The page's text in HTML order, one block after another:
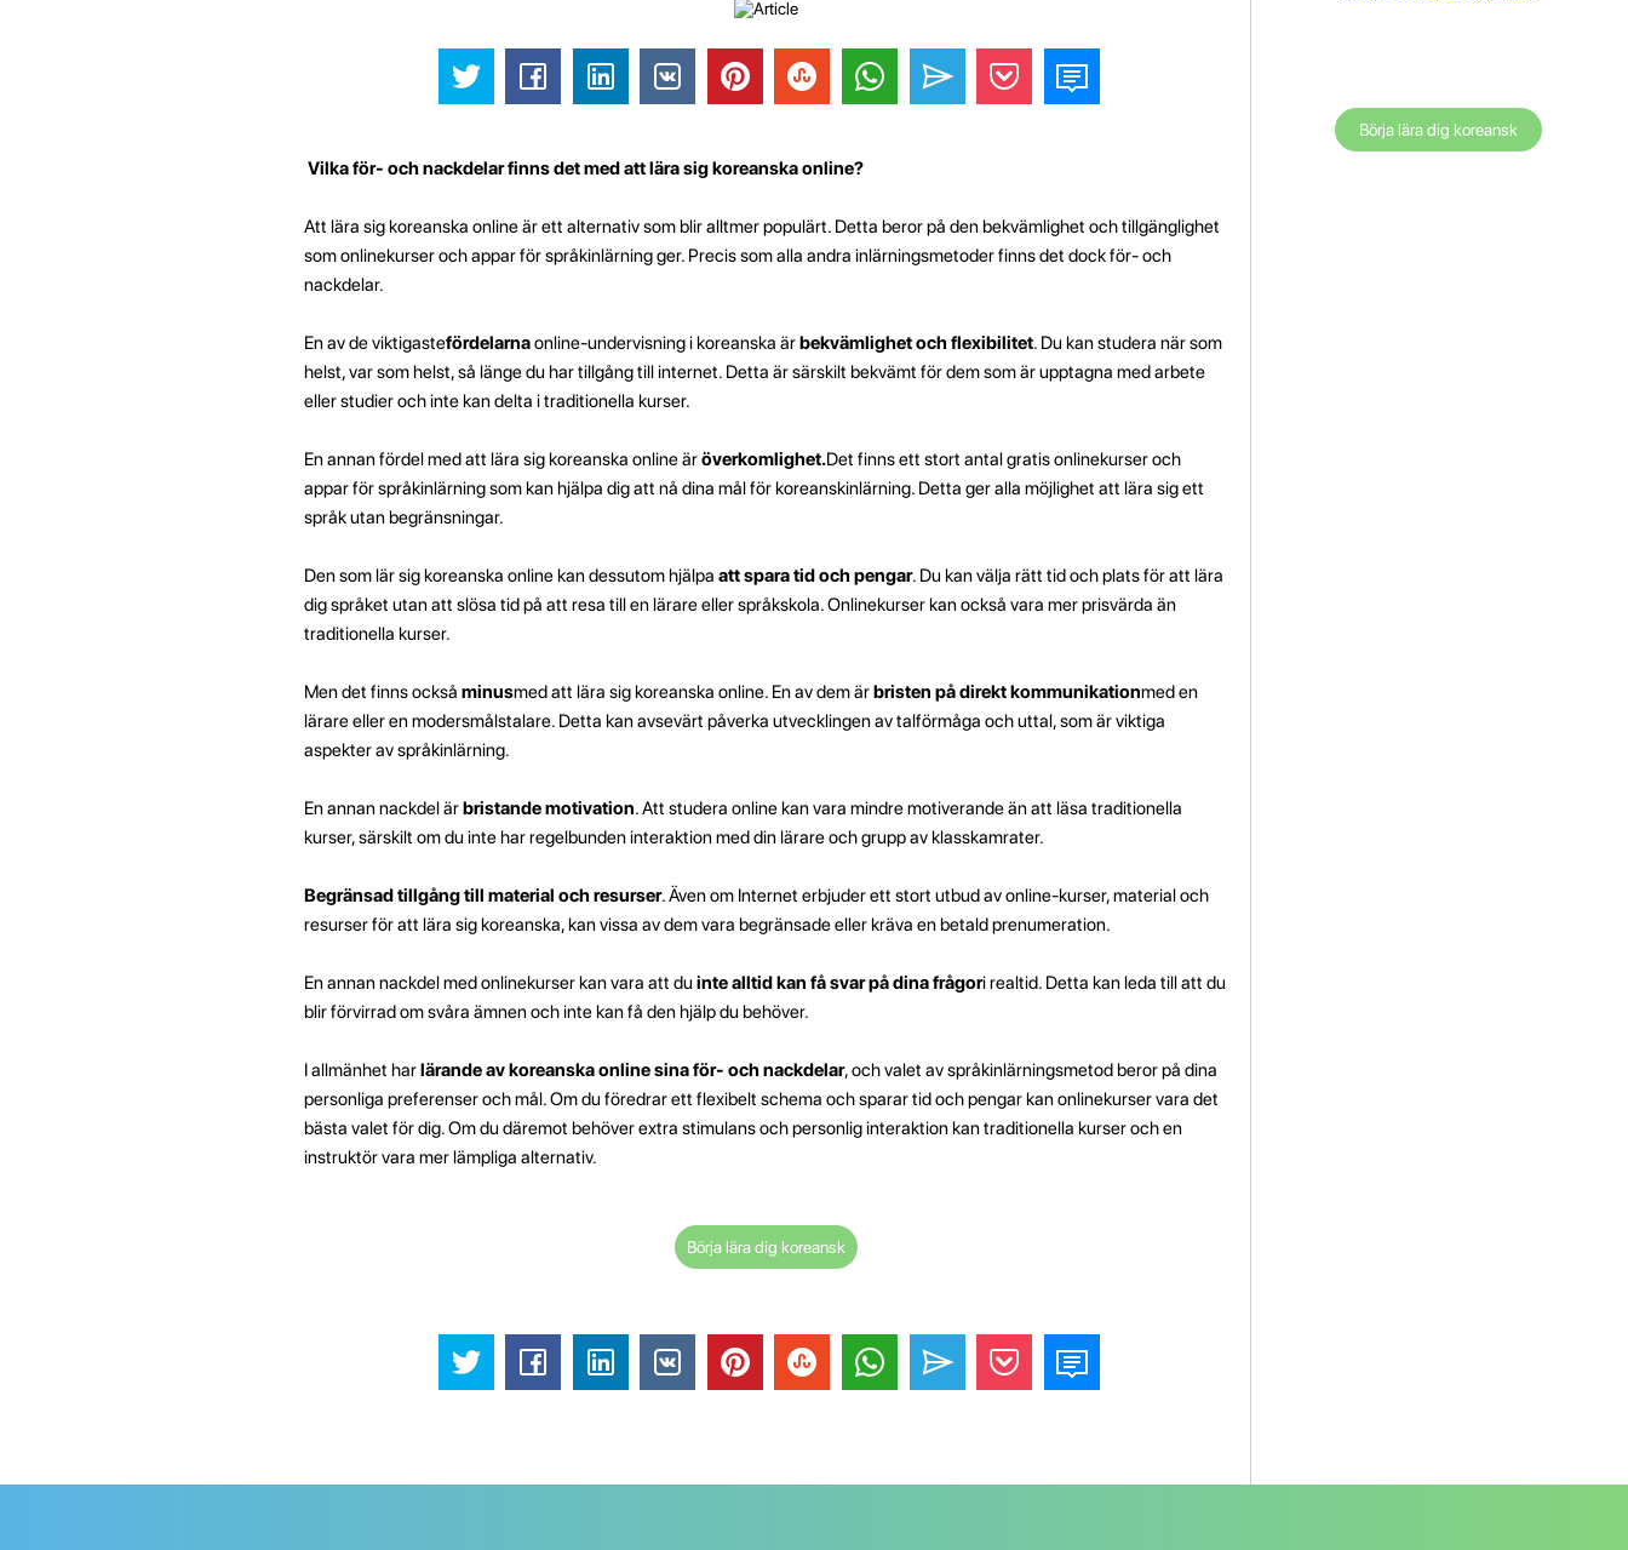
Vilka för- och nackdelar finns det med att lära sig koreanska online?
Att lära sig koreanska online är ett alternativ som blir alltmer populärt. Detta beror på den bekvämlighet och tillgänglighet
som onlinekurser och appar för språkinlärning ger. Precis som alla andra inlärningsmetoder finns det dock för- och
nackdelar.
En av de viktigastefördelarnaonline-undervisning i koreanska ärbekvämlighet och flexibilitet. Du kan studera när som
helst, var som helst, så länge du har tillgång till internet. Detta är särskilt bekvämt för dem som är upptagna med arbete
eller studier och inte kan delta i traditionella kurser.
En annan fördel med att lära sig koreanska online äröverkomlighet.Det finns ett stort antal gratis onlinekurser och
appar för språkinlärning som kan hjälpa dig att nå dina mål för koreanskinlärning. Detta ger alla möjlighet att lära sig ett
språk utan begränsningar.
Den som lär sig koreanska online kan dessutom hjälpa att spara tid och pengar. Du kan välja rätt tid och plats för att lära
dig språket utan att slösa tid på att resa till en lärare eller språkskola. Onlinekurser kan också vara mer prisvärda än
traditionella kurser.
Men det finns också minusmed att lära sig koreanska online. En av dem ärbristen på direkt kommunikationmed en
lärare eller en modersmålstalare. Detta kan avsevärt påverka utvecklingen av talförmåga och uttal, som är viktiga
aspekter av språkinlärning.
En annan nackdel ärbristande motivation. Att studera online kan vara mindre motiverande än att läsa traditionella
kurser, särskilt om du inte har regelbunden interaktion med din lärare och grupp av klasskamrater.
Begränsad tillgång till material och resurser. Även om Internet erbjuder ett stort utbud av online-kurser, material och
resurser för att lära sig koreanska, kan vissa av dem vara begränsade eller kräva en betald prenumeration.
En annan nackdel med onlinekurser kan vara att du inte alltid kan få svar på dina frågori realtid. Detta kan leda till att du
blir förvirrad om svåra ämnen och inte kan få den hjälp du behöver.
I allmänhet harlärande av koreanska online sina för- och nackdelar, och valet av språkinlärningsmetod beror på dina
personliga preferenser och mål. Om du föredrar ett flexibelt schema och sparar tid och pengar kan onlinekurser vara det
bästa valet för dig. Om du däremot behöver extra stimulans och personlig interaktion kan traditionella kurser och en
instruktör vara mer lämpliga alternativ.
Börja lära dig koreansk
Börja lära dig koreansk